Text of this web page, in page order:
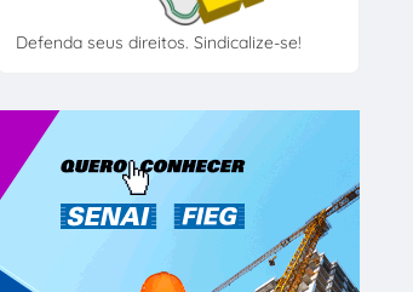
Defenda seus direitos. Sindicalize-se!